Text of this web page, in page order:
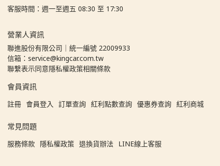
客服時間：週一至週五 08:30 至 17:30
營業人資訊
聯進股份有限公司｜統一編號 22009933
信箱：service@kingcar.com.tw
聯繫表示同意隱私權政策相關條款
會員資訊
註冊 會員登入 訂單查詢 紅利點數查詢 優惠券查詢 紅利商城
常見問題
服務條款 隱私權政策 退換貨辦法 LINE線上客服